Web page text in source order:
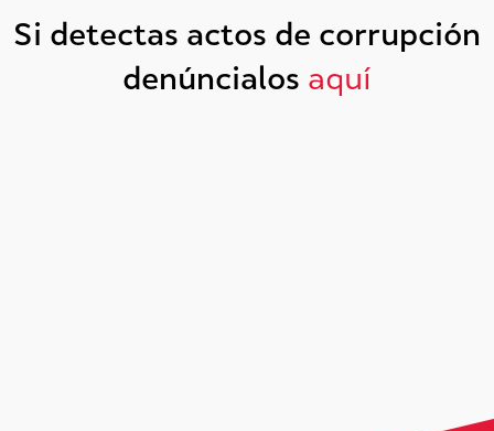
Si detectas actos de corrupción
denúncialos aquí